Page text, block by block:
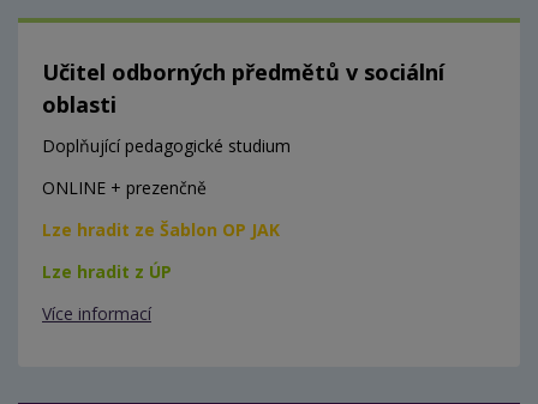
Učitel odborných předmětů v sociální
oblasti
Doplňující pedagogické studium
ONLINE + prezenčně
Lze hradit ze Šablon OP JAK
Lze hradit z ÚP
Více informací